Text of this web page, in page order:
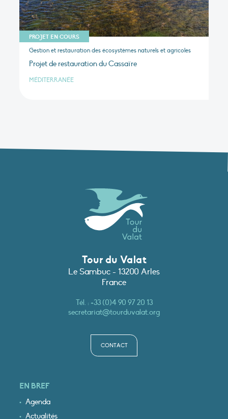
PROJET EN COURS
Gestion et restauration des écosystèmes naturels et agricoles
Projet de restauration du Cassaïre
MÉDITERRANÉE
Tour du Valat
Le Sambuc - 13200 Arles
France
Tél. :+33 (0)4 90 97 20 13
secretariat@tourduvalat.org
CONTACT
EN BREF
Agenda
Actualités